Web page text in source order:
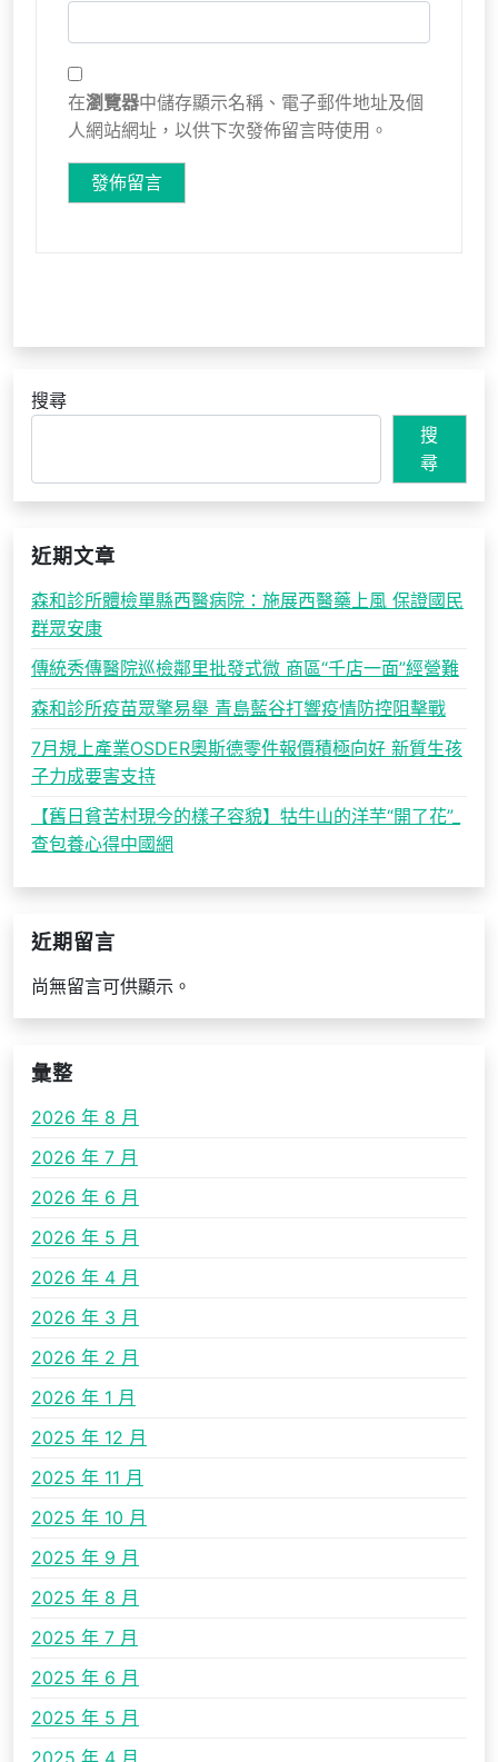
在瀏覽器中儲存顯示名稱、電子郵件地址及個
人網站網址，以供下次發佈留言時使用。
搜尋
搜
尋
近期文章
森和診所體檢單縣西醫病院：施展西醫藥上風 保證國民
群眾安康
傳統秀傳醫院巡檢鄰里批發式微 商區“千店一面”經營難
森和診所疫苗眾擎易舉 青島藍谷打響疫情防控阻擊戰
7月規上產業OSDER奧斯德零件報價積極向好 新質生孩
子力成要害支持
【舊日貧苦村現今的樣子容貌】牯牛山的洋芋“開了花”_
查包養心得中國網
近期留言
尚無留言可供顯示。
彙整
2026 年 8 月
2026 年 7 月
2026 年 6 月
2026 年 5 月
2026 年 4 月
2026 年 3 月
2026 年 2 月
2026 年 1 月
2025 年 12 月
2025 年 11 月
2025 年 10 月
2025 年 9 月
2025 年 8 月
2025 年 7 月
2025 年 6 月
2025 年 5 月
2025 年 4 月